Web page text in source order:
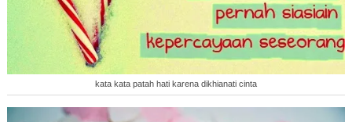
kata kata patah hati karena dikhianati cinta